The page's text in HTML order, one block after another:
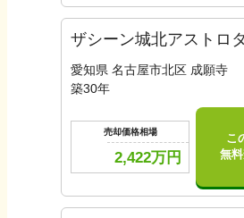
ザシーン城北アストロ
愛知県 名古屋市北区 成願寺
築30年
売却価格相場
2,422万円
こ
無